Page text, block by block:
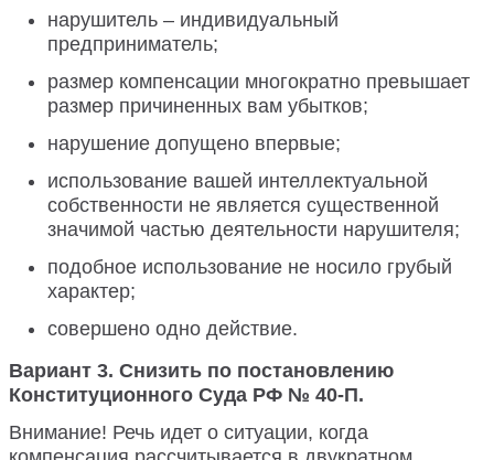
нарушитель – индивидуальный
предприниматель;
размер компенсации многократно превышает
размер причиненных вам убытков;
нарушение допущено впервые;
использование вашей интеллектуальной
собственности не является существенной
значимой частью деятельности нарушителя;
подобное использование не носило грубый
характер;
совершено одно действие.
Вариант 3. Снизить по постановлению
Конституционного Суда РФ № 40-П.
Внимание! Речь идет о ситуации, когда